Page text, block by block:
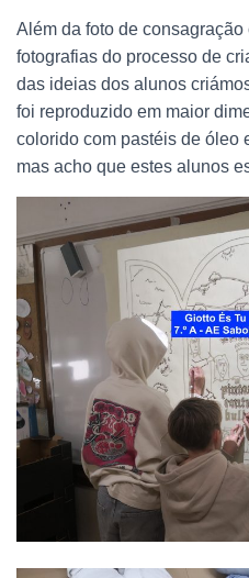
Além da foto de
fotografias do processo de
das ideias dos alunos
foi reproduzido em maior
colorido com pastéis de óleo
mas acho que estes alunos